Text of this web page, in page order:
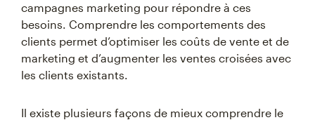
campagnes marketing pour répondre à ces
besoins. Comprendre les comportements des
clients permet d’optimiser les coûts de vente et de
marketing et d’augmenter les ventes croisées avec
les clients existants.
Il existe plusieurs façons de mieux comprendre le